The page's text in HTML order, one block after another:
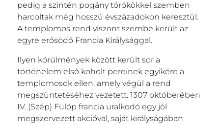
pedig a szintén pogány törökökkel szemben
harcoltak még hosszú évszázadokon keresztül.
A templomos rend viszont szembe került az
egyre erősödő Francia Királysággal.
Ilyen körülmények között került sor a
történelem első koholt pereinek egyikére a
templomosok ellen, amely végül a rend
megszüntetéséhez vezetett. 1307 októberében
IV. (Szép) Fülöp francia uralkodó egy jól
megszervezett akcióval, saját királyságában